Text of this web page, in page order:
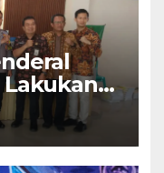
Lakukan